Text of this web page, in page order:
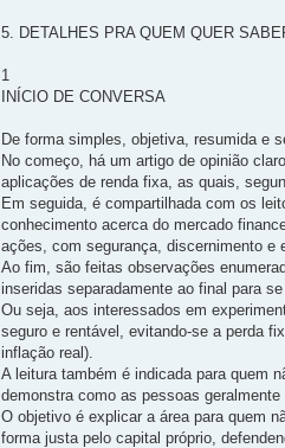
5. DETALHES PRA QUEM QUER
1
INÍCIO DE CONVERSA
De forma simples, objetiva, resumida e
No começo, há um artigo de opinião
aplicações de renda fixa, as quais,
Em seguida, é compartilhada com os
conhecimento acerca do mercado
ações, com segurança, discernimento e
Ao fim, são feitas observações
inseridas separadamente ao final para
Ou seja, aos interessados em
seguro e rentável, evitando-se a perda
inflação real).
A leitura também é indicada para quem
demonstra como as pessoas
O objetivo é explicar a área para quem
forma justa pelo capital próprio,